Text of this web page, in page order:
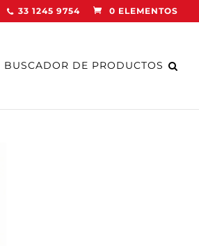
33 1245 9754 0 ELEMENTOS
BUSCADOR DE PRODUCTOS